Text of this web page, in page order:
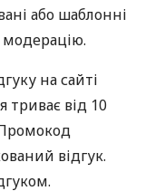
або шаблонні
на сайті
триває від 10
відгук.